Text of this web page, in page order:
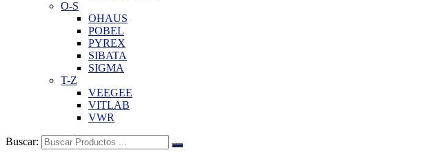
O-S
OHAUS
POBEL
PYREX
SIBATA
SIGMA
T-Z
VEEGEE
VITLAB
VWR
Buscar: